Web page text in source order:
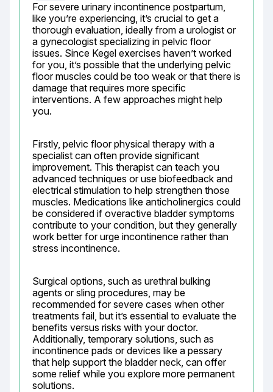
For severe urinary incontinence postpartum,
like you’re experiencing, it’s crucial to get a
thorough evaluation, ideally from a urologist or
a gynecologist specializing in pelvic floor
issues. Since Kegel exercises haven’t worked
for you, it’s possible that the underlying pelvic
floor muscles could be too weak or that there is
damage that requires more specific
interventions. A few approaches might help
you.
Firstly, pelvic floor physical therapy with a
specialist can often provide significant
improvement. This therapist can teach you
advanced techniques or use biofeedback and
electrical stimulation to help strengthen those
muscles. Medications like anticholinergics could
be considered if overactive bladder symptoms
contribute to your condition, but they generally
work better for urge incontinence rather than
stress incontinence.
Surgical options, such as urethral bulking
agents or sling procedures, may be
recommended for severe cases when other
treatments fail, but it’s essential to evaluate the
benefits versus risks with your doctor.
Additionally, temporary solutions, such as
incontinence pads or devices like a pessary
that help support the bladder neck, can offer
some relief while you explore more permanent
solutions.